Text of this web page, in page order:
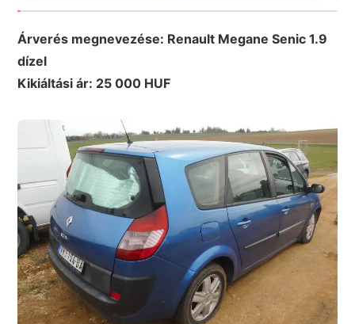
Árverés megnevezése: Renault Megane Senic 1.9
dízel
Kikiáltási ár: 25 000 HUF